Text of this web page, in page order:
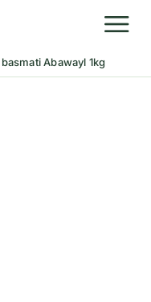
Abawayl 1kg